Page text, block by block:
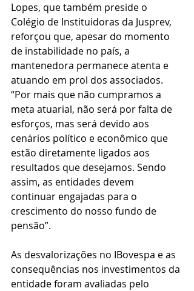
Lopes, que também preside o
Colégio de Instituidoras da Jusprev,
reforçou que, apesar do momento
de instabilidade no país, a
mantenedora permanece atenta e
atuando em prol dos associados.
“Por mais que não cumpramos a
meta atuarial, não será por falta de
esforços, mas será devido aos
cenários político e econômico que
estão diretamente ligados aos
resultados que desejamos. Sendo
assim, as entidades devem
continuar engajadas para o
crescimento do nosso fundo de
pensão”.
As desvalorizações no IBovespa e as
consequências nos investimentos da
entidade foram avaliadas pelo